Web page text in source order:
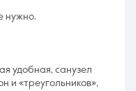
нужно.
удобная, санузел
и «треугольников»,